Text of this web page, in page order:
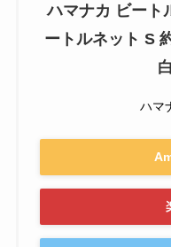
ハマナカ ビート
ートルネット S
ハマ